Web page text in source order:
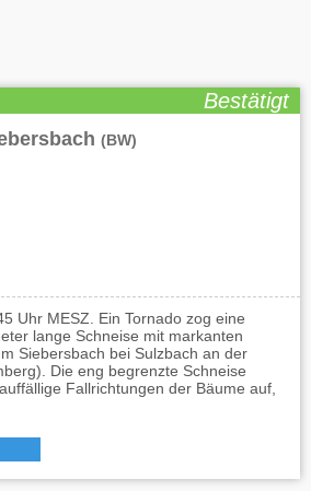
Bestätigt
(BW)
Uhr MESZ. Ein Tornado zog eine
lange Schneise mit markanten
Siebersbach bei Sulzbach an der
Die eng begrenzte Schneise
Fallrichtungen der Bäume auf,